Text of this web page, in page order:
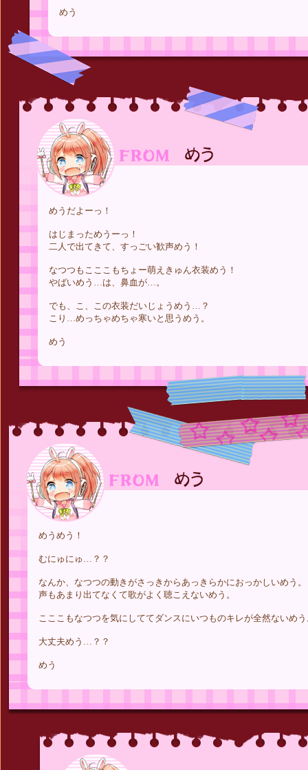
めう
めうだよーっ！
はじまっためうーっ！
二人で出てきて、すっごい歓声めう！
なつつもこここもちょー萌えきゅん衣装めう！
やばいめう…は、鼻血が…。
でも、こ、この衣装だいじょうめう…？
こり…めっちゃめちゃ寒いと思うめう。
めう
めうめう！
むにゅにゅ…？？
なんか、なつつの動きがさっきからあっきらかにおっかしいめう。
声もあまり出てなくて歌がよく聴こえないめう。
こここもなつつを気にしててダンスにいつものキレが全然ないめ
大丈夫めう…？？
めう